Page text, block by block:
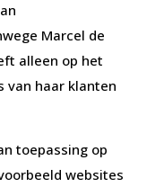
Marcel de
alleen op het
van haar klanten
toepassing op
websites